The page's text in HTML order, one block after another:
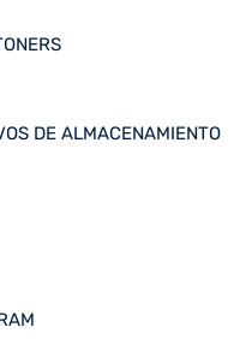
DE ALMACENAMIENTO